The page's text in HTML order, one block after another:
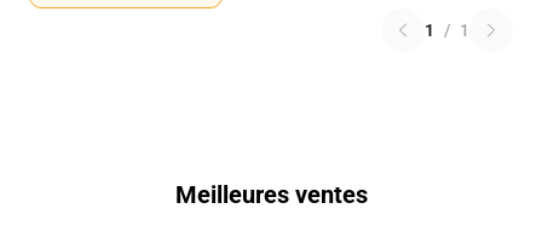
1 / 1
Meilleures ventes